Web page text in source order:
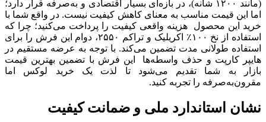
(مانند ۱۲۰۰ شانه)، در بازه‌ای بسیار اقتصادی و به‌صرفه قرار دارد؛
اما این قیمت مناسب به معنای کاهش کیفیت نیست. در واقع شما با
خرید این محصول هزینه واقعی کیفیت را پرداخت می‌کنید؛ چرا که
استفاده از نخ ۱۰۰٪ اکریلیک و تراکم ۲۵۵۰، دوام این فرش را برای
استفاده طولانی مدت تضمین می‌کند. با توجه به عرضه مستقیم در
هایپر کارپت و حذف واسطه‌ها این فرش با تضمین بهترین قیمت
بازار به شما تقدیم می‌شود تا لذت یک خرید لوکس اما
مقرون‌به‌صرفه را تجربه کنید.
نشان استاندارد ملی و ضمانت کیفیت